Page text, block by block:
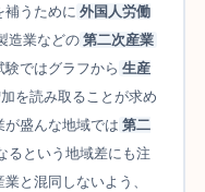
補うために 外国人労働
造業などの 第二次産業
ではグラフから 生産
を読み取ることが求め
が盛んな地域では 第二
るという地域差にも注
と混同しないよう、